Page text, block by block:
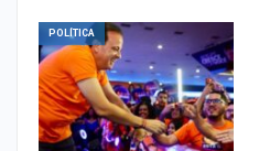
POLÍTICA